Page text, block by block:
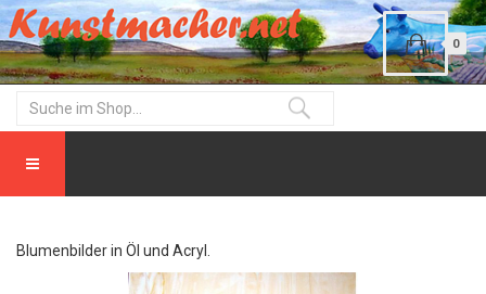
0
Blumenbilder in Öl und Acryl.